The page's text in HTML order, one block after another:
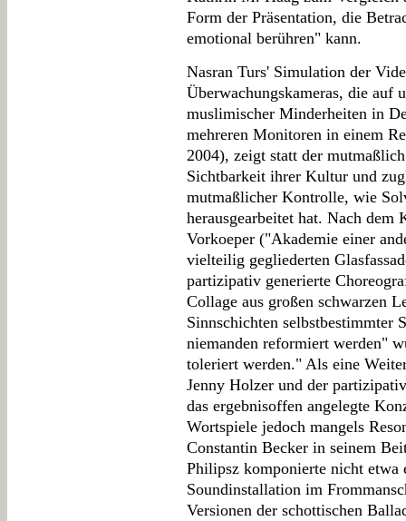
Form der Präsentation, die
emotional berühren" kann.
Nasran Turs' Simulation der
Überwachungskameras, die auf
muslimischer Minderheiten in
mehreren Monitoren in einem
2004), zeigt statt der
Sichtbarkeit ihrer Kultur und
mutmaßlicher Kontrolle, wie
herausgearbeitet hat. Nach
Vorkoeper ("Akademie einer
vielteilig gegliederten
partizipativ generierte
Collage aus großen schwarzen
Sinnschichten selbstbestimmter
niemanden reformiert werden"
toleriert werden." Als eine
Jenny Holzer und der
das ergebnisoffen angelegte
Wortspiele jedoch mangels
Constantin Becker in seinem
Philipsz komponierte nicht etwa
Soundinstallation im
Versionen der schottischen